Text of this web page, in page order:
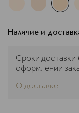
Наличие и
Сроки доставки
оформлении
О доставке